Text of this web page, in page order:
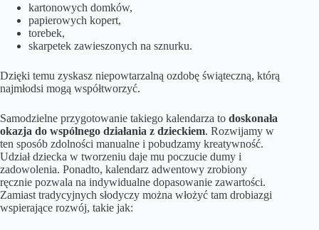
kartonowych domków,
papierowych kopert,
torebek,
skarpetek zawieszonych na sznurku.
Dzięki temu zyskasz niepowtarzalną ozdobę świąteczną, którą
najmłodsi mogą współtworzyć.
Samodzielne przygotowanie takiego kalendarza to doskonała
okazja do wspólnego działania z dzieckiem. Rozwijamy w
ten sposób zdolności manualne i pobudzamy kreatywność.
Udział dziecka w tworzeniu daje mu poczucie dumy i
zadowolenia. Ponadto, kalendarz adwentowy zrobiony
ręcznie pozwala na indywidualne dopasowanie zawartości.
Zamiast tradycyjnych słodyczy można włożyć tam drobiazgi
wspierające rozwój, takie jak: